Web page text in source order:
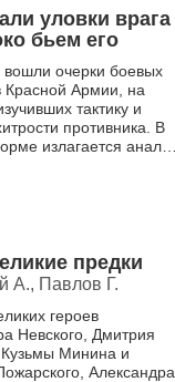
уловки врага
бьем его
вошли очерки боевых
Армии, на
тактику и
противника. В
излагается анализ
предки
А., Павлов Г.
героев
Невского, Дмитрия
Кузьмы Минина и
Александра